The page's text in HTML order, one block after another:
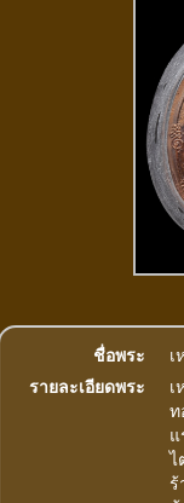
ชื่อพระ
รายละเอียดพระ
เ
ท
แ
ไ